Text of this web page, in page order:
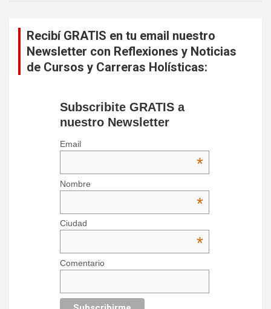
Recibí GRATIS en tu email nuestro
Newsletter con Reflexiones y Noticias
de Cursos y Carreras Holísticas:
Subscribite GRATIS a
nuestro Newsletter
Email
*
Nombre
*
Ciudad
*
Comentario